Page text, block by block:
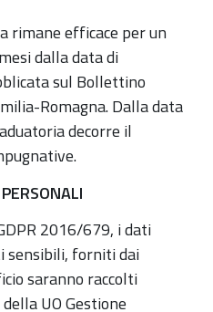
rimane efficace per un
dalla data di
sul Bollettino
Romagna. Dalla data
decorre il
2016/679, i dati
sensibili, forniti dai
saranno raccolti
UO Gestione